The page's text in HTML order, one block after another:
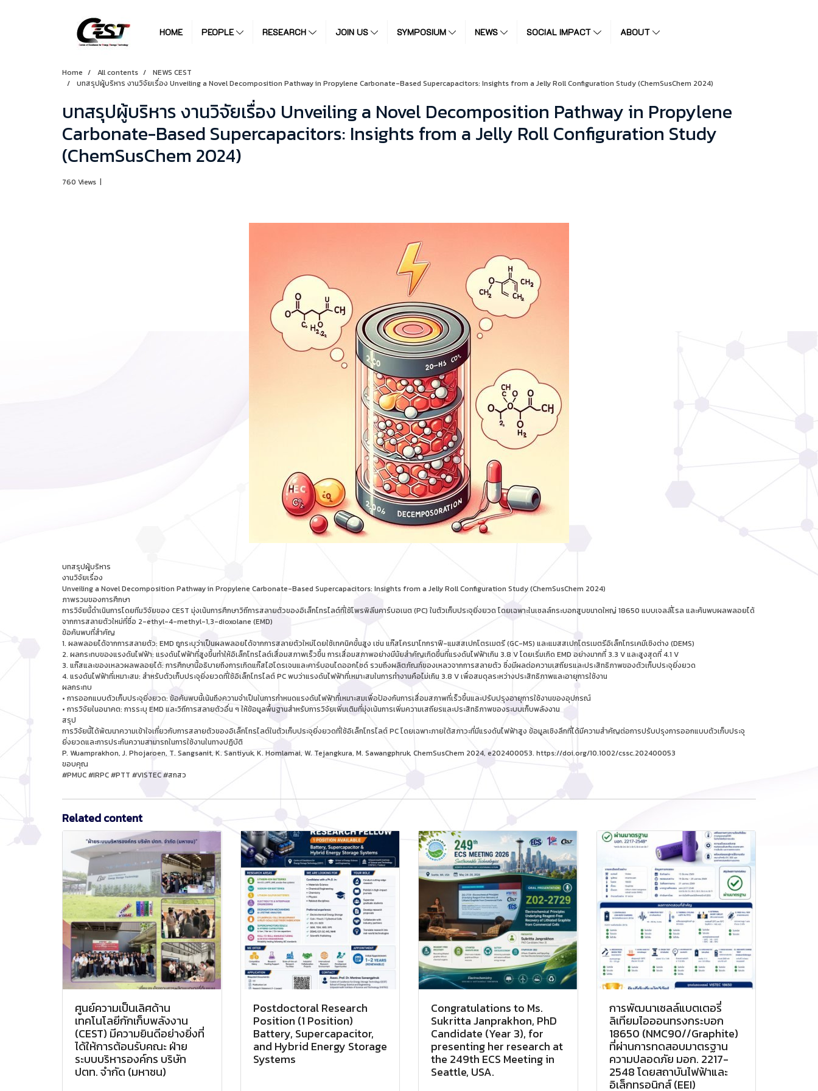
HOME PEOPLE RESEARCH JOIN US SYMPOSIUM NEWS SOCIAL IMPACT ABOUT
Home All contents
NEWS CEST
บทสรุปผู้บริหาร งานวิจัยเรื่อง Unveiling a Novel Decomposition Pathway in Propylene Carbonate-Based Supercapacitors: Insights from a Jelly Roll Configuration Study (ChemSusChem 2024)
บทสรุปผู้บริหาร งานวิจัยเรื่อง Unveiling a Novel Decomposition Pathway in Propylene
Carbonate-Based Supercapacitors: Insights from a Jelly Roll Configuration Study
(ChemSusChem 2024)
760 Views |
บทสรุปผู้บริหาร
งานวิจัยเรื่อง
Unveiling a Novel Decomposition Pathway in Propylene Carbonate-Based Supercapacitors: Insights from a Jelly Roll Configuration Study (ChemSusChem 2024)
ภาพรวมของการศึกษา
การวิจัยนี้ดำเนินการโดยทีมวิจัยของ CEST มุ่งเน้นการศึกษาวิถีการสลายตัวของอิเล็กโทรไลต์ที่ใช้โพรพิลีนคาร์บอเนต (PC) ในตัวเก็บประจุยิ่งยวด โดยเฉพาะในเซลล์กระบอกสูบขนาดใหญ่ 18650 แบบเจลลี่โรล และค้นพบผลพลอยได้
จากการสลายตัวใหม่ที่ชื่อ 2-ethyl-4-methyl-1,3-dioxolane (EMD)
ข้อค้นพบที่สำคัญ
1. ผลพลอยได้จากการสลายตัว: EMD ถูกระบุว่าเป็นผลพลอยได้จากการสลายตัวใหม่โดยใช้เทคนิคขั้นสูง เช่น แก๊สโครมาโทกราฟี-แมสสเปกโตรเมตรี (GC-MS) และแมสสเปกโตรเมตรีอิเล็กโทรเคมีเชิงต่าง (DEMS)
2. ผลกระทบของแรงดันไฟฟ้า: แรงดันไฟฟ้าที่สูงขึ้นทำให้อิเล็กโทรไลต์เสื่อมสภาพเร็วขึ้น การเสื่อมสภาพอย่างมีนัยสำคัญเกิดขึ้นที่แรงดันไฟฟ้าเกิน 3.8 V โดยเริ่มเกิด EMD อย่างมากที่ 3.3 V และสูงสุดที่ 4.1 V
3. แก๊สและของเหลวผลพลอยได้: การศึกษานี้อธิบายถึงการเกิดแก๊สไฮโดรเจนและคาร์บอนไดออกไซด์ รวมถึงผลิตภัณฑ์ของเหลวจากการสลายตัว ซึ่งมีผลต่อความเสถียรและประสิทธิภาพของตัวเก็บประจุยิ่งยวด
4. แรงดันไฟฟ้าที่เหมาะสม: สำหรับตัวเก็บประจุยิ่งยวดที่ใช้อิเล็กโทรไลต์ PC พบว่าแรงดันไฟฟ้าที่เหมาะสมในการทำงานคือไม่เกิน 3.8 V เพื่อสมดุลระหว่างประสิทธิภาพและอายุการใช้งาน
ผลกระทบ
• การออกแบบตัวเก็บประจุยิ่งยวด: ข้อค้นพบนี้เน้นถึงความจำเป็นในการกำหนดแรงดันไฟฟ้าที่เหมาะสมเพื่อป้องกันการเสื่อมสภาพที่เร็วขึ้นและปรับปรุงอายุการใช้งานของอุปกรณ์
• การวิจัยในอนาคต: การระบุ EMD และวิถีการสลายตัวอื่น ๆ ให้ข้อมูลพื้นฐานสำหรับการวิจัยเพิ่มเติมที่มุ่งเน้นการเพิ่มความเสถียรและประสิทธิภาพของระบบเก็บพลังงาน
สรุป
การวิจัยนี้ได้พัฒนาความเข้าใจเกี่ยวกับการสลายตัวของอิเล็กโทรไลต์ในตัวเก็บประจุยิ่งยวดที่ใช้อิเล็กโทรไลต์ PC โดยเฉพาะภายใต้สภาวะที่มีแรงดันไฟฟ้าสูง ข้อมูลเชิงลึกที่ได้มีความสำคัญต่อการปรับปรุงการออกแบบตัวเก็บประจุ
ยิ่งยวดและการประกันความสามารถในการใช้งานในทางปฏิบัติ
P. Wuamprakhon, J. Phojaroen, T. Sangsanit, K. Santiyuk, K. Homlamai, W. Tejangkura, M. Sawangphruk, ChemSusChem 2024, e202400053. https://doi.org/10.1002/cssc.202400053
ขอบคุณ
#PMUC #IRPC #PTT #VISTEC #สกสว
Related content
ศูนย์ความเป็นเลิศด้าน
เทคโนโลยีกักเก็บพลังงาน
(CEST) มีความยินดีอย่างยิ่งที่
ได้ให้การต้อนรับคณะ ฝ่าย
ระบบบริหารองค์กร บริษัท
ปตท. จำกัด (มหาชน)
Postdoctoral Research
Position (1 Position)
Battery, Supercapacitor,
and Hybrid Energy Storage
Systems
Congratulations to Ms.
Sukritta Janprakhon, PhD
Candidate (Year 3), for
presenting her research at
the 249th ECS Meeting in
Seattle, USA.
การพัฒนาเซลล์แบตเตอรี่
ลิเทียมไอออนทรงกระบอก
18650 (NMC90//Graphite)
ที่ผ่านการทดสอบมาตรฐาน
ความปลอดภัย มอก. 2217-
2548 โดยสถาบันไฟฟ้าและ
อิเล็กทรอนิกส์ (EEI)